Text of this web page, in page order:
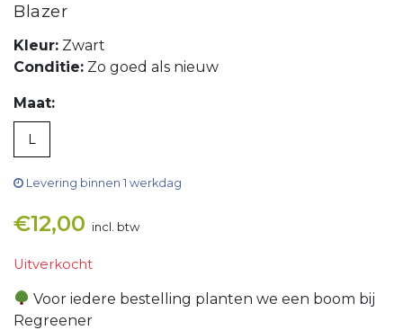
Blazer
Kleur: Zwart
Conditie: Zo goed als nieuw
Maat:
L
Levering binnen 1 werkdag
€12,00 incl. btw
Uitverkocht
Voor iedere bestelling planten we een boom bij
Regreener